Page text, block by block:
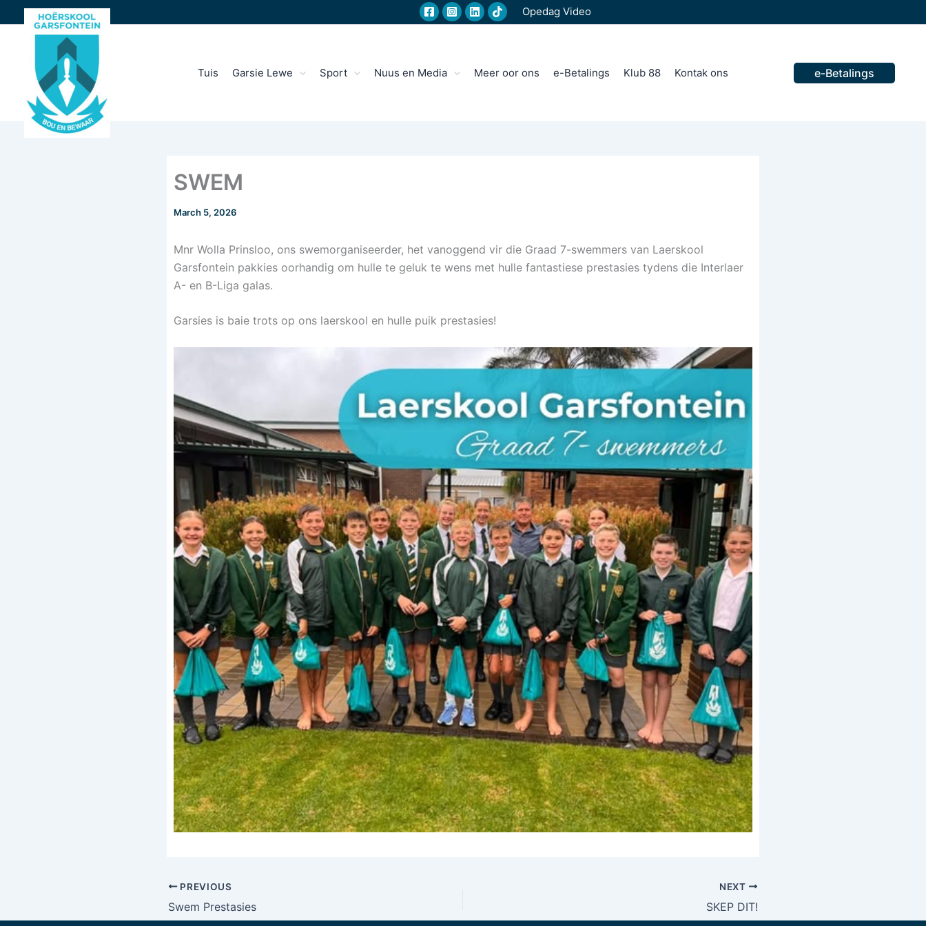
to
Opedag Video
Tuis Garsie Lewe Sport Nuus en Media Meer oor ons e-Betalings Klub 88 Kontak ons​ e-Betalings
SWEM
March 5, 2026
Mnr Wolla Prinsloo, ons swemorganiseerder, het vanoggend vir die Graad 7-swemmers van Laerskool
Garsfontein pakkies oorhandig om hulle te geluk te wens met hulle fantastiese prestasies tydens die Interlaer
A- en B-Liga galas.
Garsies is baie trots op ons laerskool en hulle puik prestasies!
PREVIOUS
Swem Prestasies
NEXT
SKEP DIT!